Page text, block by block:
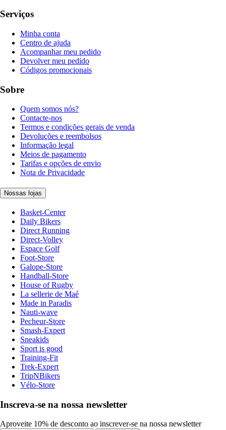
Serviços
Minha conta
Centro de ajuda
Acompanhar meu pedido
Devolver meu pedido
Códigos promocionais
Sobre
Quem somos nós?
Contacte-nos
Termos e condições gerais de venda
Devoluções e reembolsos
Informação legal
Meios de pagamento
Tarifas e opções de envio
Nota de Privacidade
Nossas lojas
Basket-Center
Daily Bikers
Direct Running
Direct-Volley
Espace Golf
Foot-Store
Galope-Store
Handball-Store
House of Rugby
La sellerie de Maé
Made in Paradis
Nauti-wave
Pecheur-Store
Smash-Expert
Sneakids
Sport is good
Training-Fit
Trek-Expert
TripNBikers
Vélo-Store
Inscreva-se na nossa newsletter
Aproveite 10% de desconto ao inscrever-se na nossa newsletter